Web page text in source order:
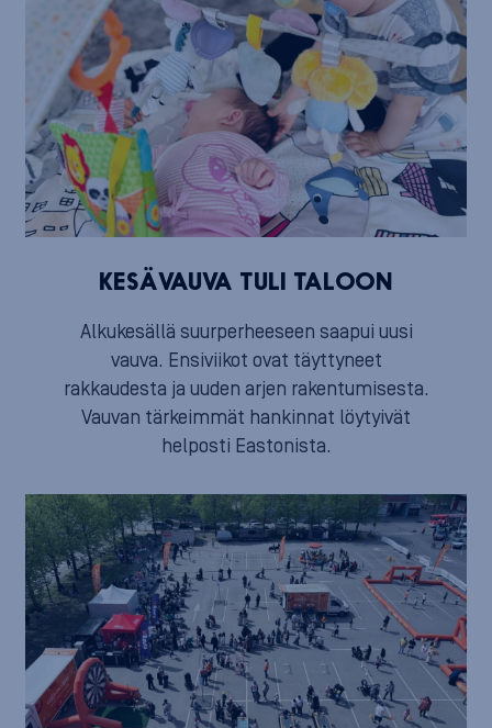
KESÄVAUVA TULI TALOON
Alkukesällä suurperheeseen saapui uusi
vauva. Ensiviikot ovat täyttyneet
rakkaudesta ja uuden arjen rakentumisesta.
Vauvan tärkeimmät hankinnat löytyivät
helposti Eastonista.